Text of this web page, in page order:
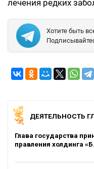
лечения редких
Хотите быть
ДЕЯТЕЛЬНОСТЬ
Глава государства
правления холдинга